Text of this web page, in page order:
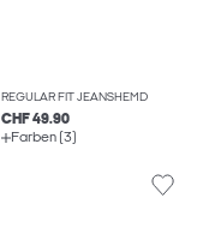
REGULAR FIT JEANSHEMD
CHF 49.90
Farben (3)